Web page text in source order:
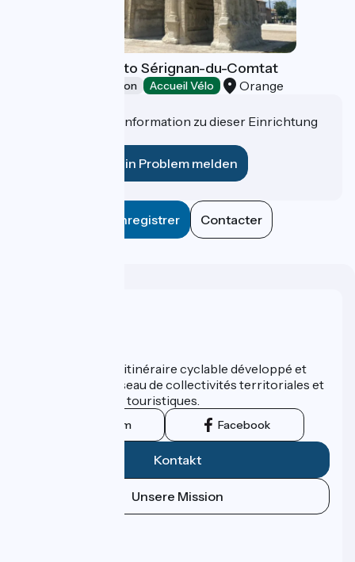
6 - from Orange to Sérignan-du-Comtat
Leisure and recreation Accueil Vélo Orange
Haben Sie eine Information zu dieser Einrichtung
Ein Problem melden
Enregistrer Contacter
ViaRhôna est un itinéraire cyclable développé et
promu par un réseau de collectivités territoriales et
leurs institutions touristiques.
Instagram Facebook
Kontakt
Unsere Mission